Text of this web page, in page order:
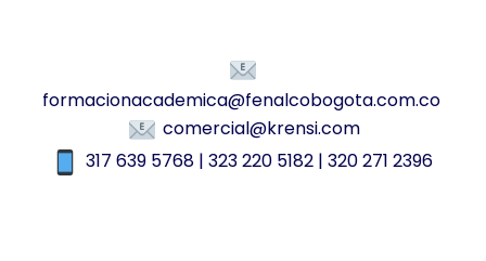
formacionacademica@fenalcobogota.com.co
comercial@krensi.com
317 639 5768 | 323 220 5182 | 320 271 2396